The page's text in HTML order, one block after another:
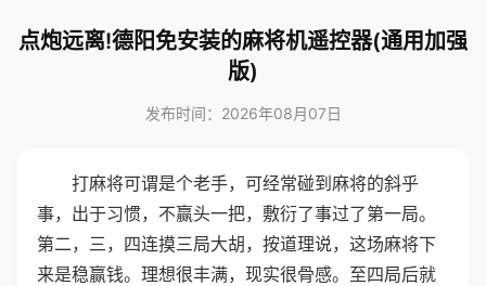
点炮远离!德阳免安装的麻将机遥控器(通用加强
版)
发布时间：2026年08月07日
打麻将可谓是个老手，可经常碰到麻将的斜乎
事，出于习惯，不赢头一把，敷衍了事过了第一局。
第二，三，四连摸三局大胡，按道理说，这场麻将下
来是稳赢钱。理想很丰满，现实很骨感。至四局后就